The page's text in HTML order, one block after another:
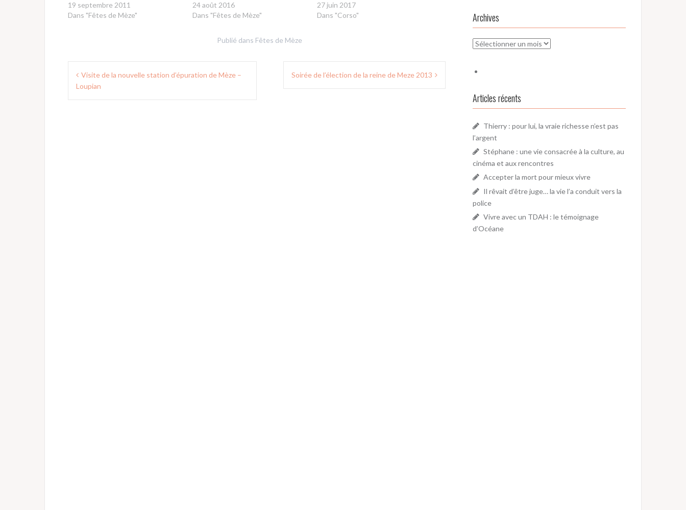
19 septembre 2011
Dans "Fêtes de Mèze"
24 août 2016
Dans "Fêtes de Mèze"
27 juin 2017
Dans "Corso"
Publié dans Fêtes de Mèze
Navigation
deVisite de la nouvelle station d’épuration de Mèze –
Loupian
Soirée de l’élection de la reine de Meze 2013
Archives
Archives
Articles récents
Thierry : pour lui, la vraie richesse n’est pas
l’argent
Stéphane : une vie consacrée à la culture, au
cinéma et aux rencontres
Accepter la mort pour mieux vivre
Il rêvait d’être juge… la vie l’a conduit vers la
police
Vivre avec un TDAH : le témoignage
d’Océane